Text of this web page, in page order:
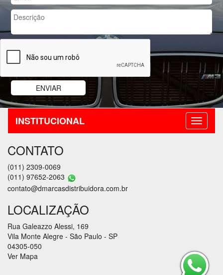
INSTITUCIONAL
CONTATO
(011) 2309-0069
(011) 97652-2063
contato@dmarcasdistribuidora.com.br
LOCALIZAÇÃO
Rua Galeazzo Alessi, 169
Vila Monte Alegre - São Paulo - SP
04305-050
Ver Mapa